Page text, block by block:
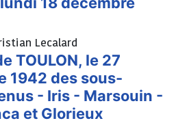
Lecalard
TOULON, le 27
1942 des sous-
- Iris - Marsouin -
et Glorieux